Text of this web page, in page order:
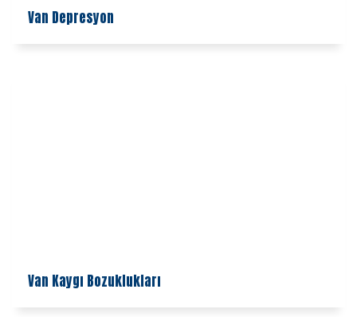
Van Depresyon
Van Kaygı Bozuklukları